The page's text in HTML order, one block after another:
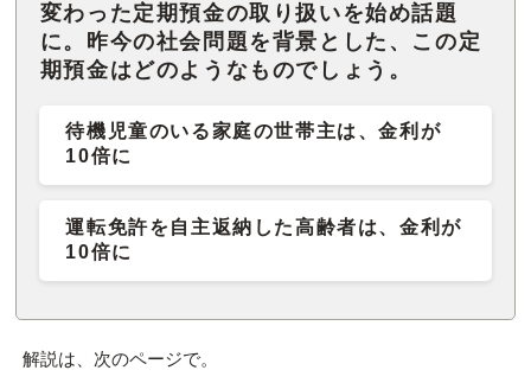
変わった定期預金の取り扱いを始め話題
に。昨今の社会問題を背景とした、この定
期預金はどのようなものでしょう。
待機児童のいる家庭の世帯主は、金利が
10倍に
運転免許を自主返納した高齢者は、金利が
10倍に
解説は、次のページで。